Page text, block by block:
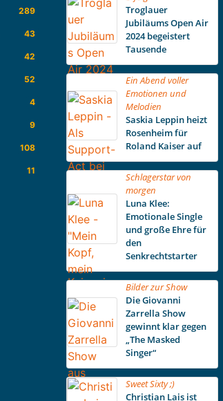
289
43
42
52
4
9
108
11
Troglauer
Jubiläums Open Air
2024 begeistert
Tausende
Ein Abend voller
Emotionen und
Melodien
Saskia Leppin heizt
Rosenheim für
Roland Kaiser auf
Schlagerstar von
morgen
Luna Klee:
Emotionale Single
und große Ehre für
den
Senkrechtstarter
Bilder zur Show
Die Giovanni
Zarrella Show
gewinnt klar gegen
„The Masked
Singer“
Sweet Sixty ;)
Christian Lais ist